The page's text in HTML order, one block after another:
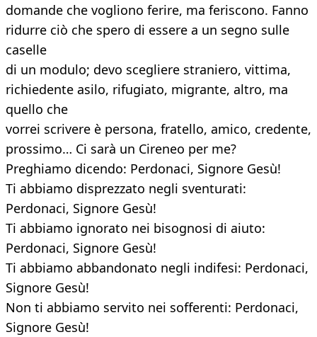
domande che vogliono ferire, ma feriscono. Fanno
ridurre ciò che spero di essere a un segno sulle
caselle
di un modulo; devo scegliere straniero, vittima,
richiedente asilo, rifugiato, migrante, altro, ma
quello che
vorrei scrivere è persona, fratello, amico, credente,
prossimo… Ci sarà un Cireneo per me?
Preghiamo dicendo: Perdonaci, Signore Gesù!
Ti abbiamo disprezzato negli sventurati:
Perdonaci, Signore Gesù!
Ti abbiamo ignorato nei bisognosi di aiuto:
Perdonaci, Signore Gesù!
Ti abbiamo abbandonato negli indifesi: Perdonaci,
Signore Gesù!
Non ti abbiamo servito nei sofferenti: Perdonaci,
Signore Gesù!